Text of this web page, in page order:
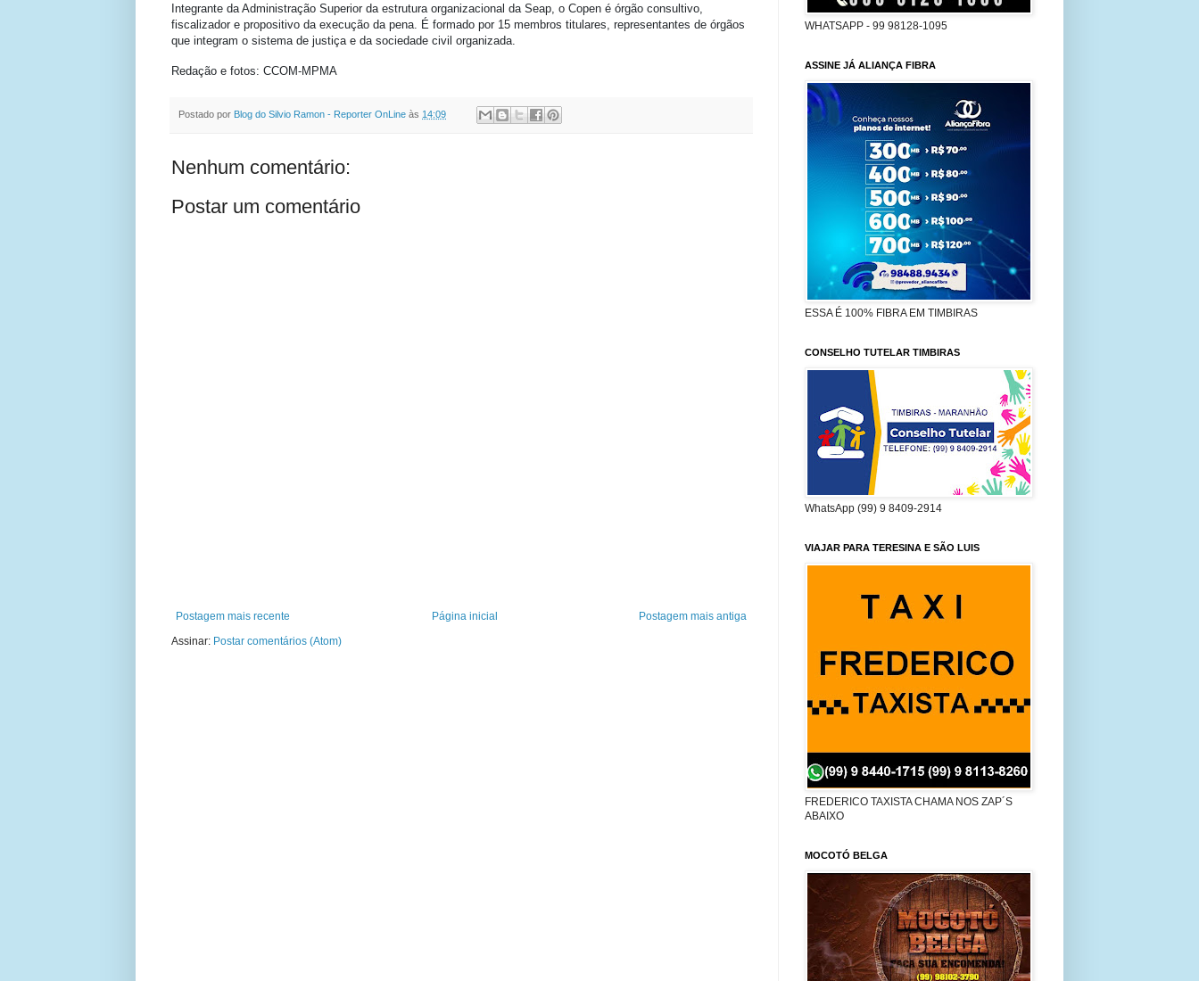
Integrante da Administração Superior da estrutura organizacional da Seap, o Copen é órgão consultivo,
fiscalizador e propositivo da execução da pena. É formado por 15 membros titulares, representantes de órgãos
que integram o sistema de justiça e da sociedade civil organizada.
Redação e fotos: CCOM-MPMA
Postado por Blog do Silvio Ramon - Reporter OnLine às 14:09
Nenhum comentário:
Postar um comentário
Postagem mais recente Postagem mais antiga
Página inicial
Assinar: Postar comentários (Atom)
WHATSAPP - 99 98128-1095
ASSINE JÁ ALIANÇA FIBRA
ESSA É 100% FIBRA EM TIMBIRAS
CONSELHO TUTELAR TIMBIRAS
WhatsApp (99) 9 8409-2914
VIAJAR PARA TERESINA E SÃO LUIS
FREDERICO TAXISTA CHAMA NOS ZAP´S
ABAIXO
MOCOTÓ BELGA